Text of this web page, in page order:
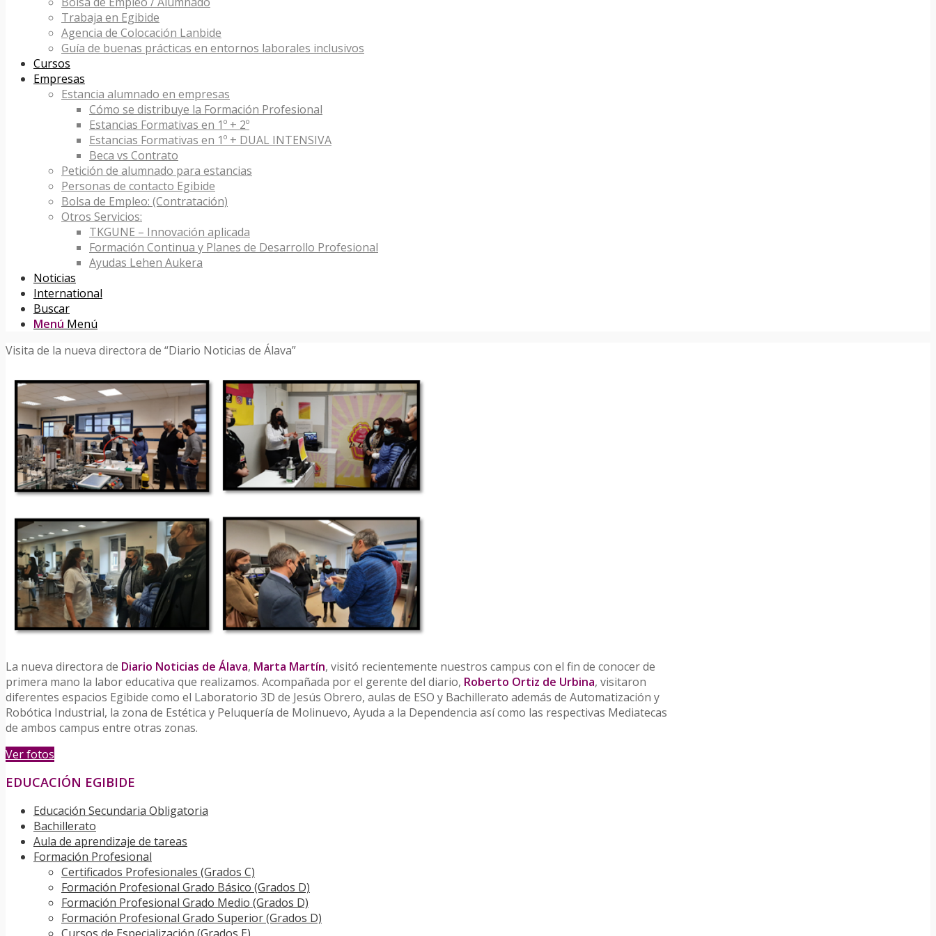
Trabaja en Egibide
Agencia de Colocación Lanbide
Guía de buenas prácticas en entornos laborales inclusivos
Cursos
Empresas
Estancia alumnado en empresas
Cómo se distribuye la Formación Profesional
Estancias Formativas en 1º + 2º
Estancias Formativas en 1º + DUAL INTENSIVA
Beca vs Contrato
Petición de alumnado para estancias
Personas de contacto Egibide
Bolsa de Empleo: (Contratación)
Otros Servicios:
TKGUNE – Innovación aplicada
Formación Continua y Planes de Desarrollo Profesional
Ayudas Lehen Aukera
Noticias
International
Buscar
Menú Menú
Visita de la nueva directora de “Diario Noticias de Álava”
La nueva directora de Diario Noticias de Álava, Marta Martín, visitó recientemente nuestros campus con el fin de conocer de
primera mano la labor educativa que realizamos. Acompañada por el gerente del diario, Roberto Ortiz de Urbina, visitaron
diferentes espacios Egibide como el Laboratorio 3D de Jesús Obrero, aulas de ESO y Bachillerato además de Automatización y
Robótica Industrial, la zona de Estética y Peluquería de Molinuevo, Ayuda a la Dependencia así como las respectivas Mediatecas
de ambos campus entre otras zonas.
Ver fotos
EDUCACIÓN EGIBIDE
Educación Secundaria Obligatoria
Bachillerato
Aula de aprendizaje de tareas
Formación Profesional
Certificados Profesionales (Grados C)
Formación Profesional Grado Básico (Grados D)
Formación Profesional Grado Medio (Grados D)
Formación Profesional Grado Superior (Grados D)